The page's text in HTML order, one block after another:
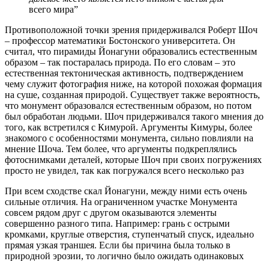
всего мира”
Противоположной точки зрения придерживался Роберт Шоч
– профессор математики Бостонского университета. Он
считал, что пирамиды Йонагуни образовались естественным
образом – так постаралась природа. По его словам – это
естественная тектоническая активность, подтверждением
чему служит фотография ниже, на которой похожая формация
на суше, созданная природой. Существует также вероятность,
что монумент образовался естественным образом, но потом
был обработан людьми. Шоч придерживался такого мнения до
того, как встретился с Кимурой. Аргументы Кимуры, более
знакомого с особенностями монумента, сильно повлияли на
мнение Шоча. Тем более, что аргументы подкреплялись
фотоснимками деталей, которые Шоч при своих погружениях
просто не увидел, так как погружался всего несколько раз
При всем сходстве скал Йонагуни, между ними есть очень
сильные отличия. На ограниченном участке Монумента
совсем рядом друг с другом оказываются элементы
совершенно разного типа. Например: грань с острыми
кромками, круглые отверстия, ступенчатый спуск, идеально
прямая узкая траншея. Если бы причина была только в
природной эрозии, то логично было ожидать одинаковых